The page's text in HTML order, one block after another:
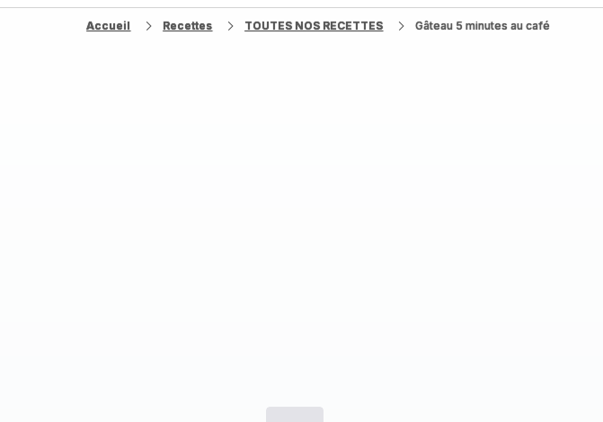
Accueil Recettes TOUTES NOS RECETTES Gâteau 5 minutes au café